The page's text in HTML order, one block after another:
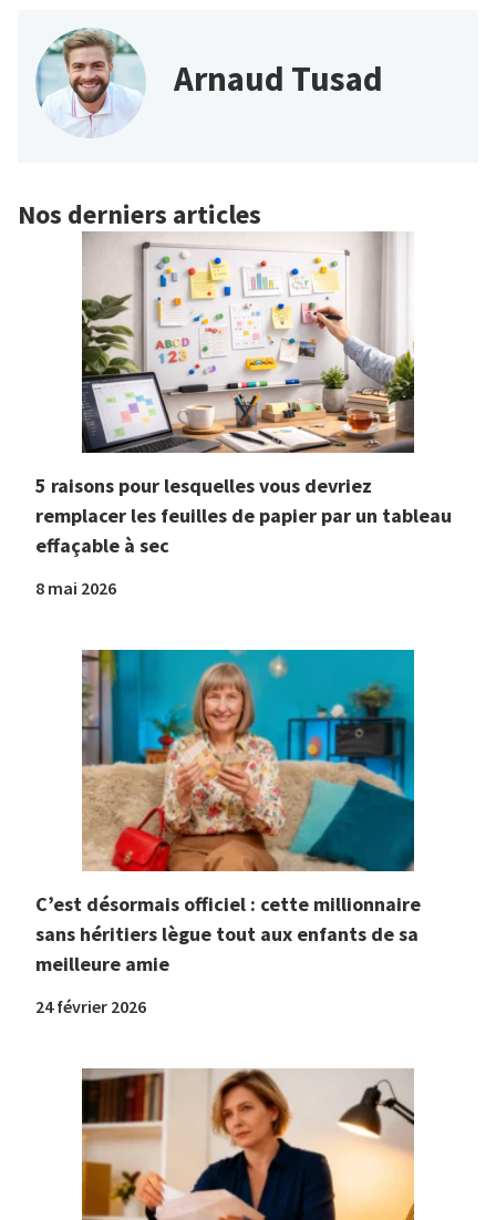
Arnaud Tusad
Nos derniers articles
5 raisons pour lesquelles vous devriez
remplacer les feuilles de papier par un tableau
effaçable à sec
8 mai 2026
C’est désormais officiel : cette millionnaire
sans héritiers lègue tout aux enfants de sa
meilleure amie
24 février 2026